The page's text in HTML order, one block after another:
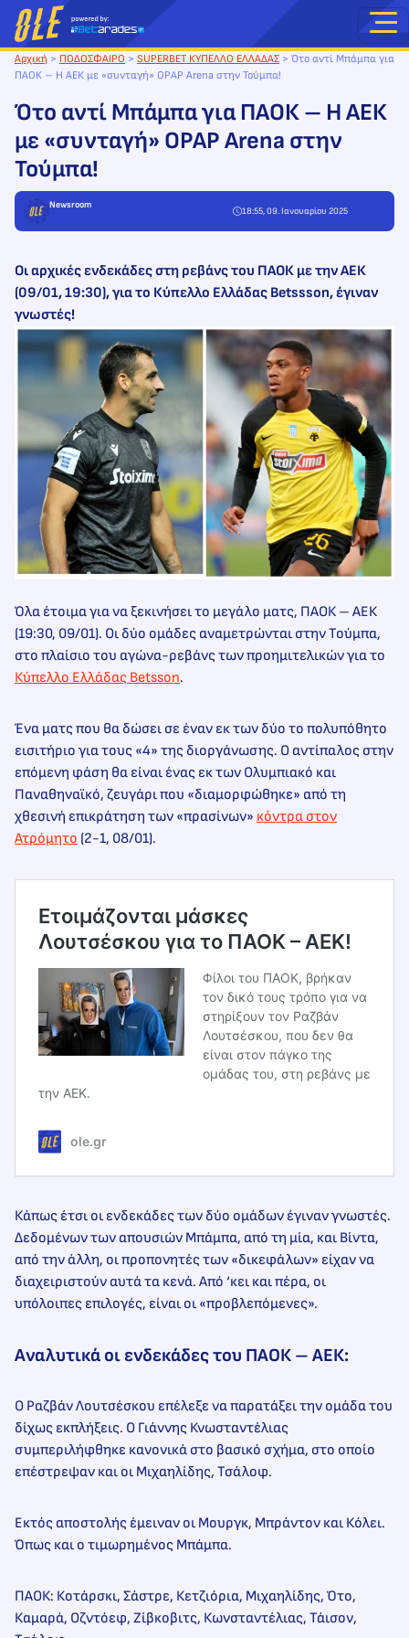
Μετάβαση
στο
περιεχόμενο
Αρχική > ΠΟΔΟΣΦΑΙΡΟ > SUPERBET ΚΥΠΕΛΛΟ ΕΛΛΑΔΑΣ > Ότο αντί Μπάμπα για
ΠΑΟΚ – Η ΑΕΚ με «συνταγή» OPAP Arena στην Τούμπα!
Ότο αντί Μπάμπα για ΠΑΟΚ – Η ΑΕΚ
με «συνταγή» OPAP Arena στην
Τούμπα!
Newsroom
18:55, 09. Ιανουαρίου 2025
Οι αρχικές ενδεκάδες στη ρεβάνς του ΠΑΟΚ με την ΑΕΚ
(09/01, 19:30), για το Κύπελλο Ελλάδας Betssson, έγιναν
γνωστές!
Όλα έτοιμα για να ξεκινήσει το μεγάλο ματς, ΠΑΟΚ – ΑΕΚ
(19:30, 09/01). Οι δύο ομάδες αναμετρώνται στην Τούμπα,
στο πλαίσιο του αγώνα-ρεβάνς των προημιτελικών για το
Κύπελλο Ελλάδας Betsson.
Ένα ματς που θα δώσει σε έναν εκ των δύο το πολυπόθητο
εισιτήριο για τους «4» της διοργάνωσης. Ο αντίπαλος στην
επόμενη φάση θα είναι ένας εκ των Ολυμπιακό και
Παναθηναϊκό, ζευγάρι που «διαμορφώθηκε» από τη
χθεσινή επικράτηση των «πρασίνων» κόντρα στον
Ατρόμητο (2-1, 08/01).
Ετοιμάζονται μάσκες
Λουτσέσκου για το ΠΑΟΚ – ΑΕΚ!
Φίλοι του ΠΑΟΚ, βρήκαν
τον δικό τους τρόπο για να
στηρίξουν τον Ραζβάν
Λουτσέσκου, που δεν θα
είναι στον πάγκο της
ομάδας του, στη ρεβάνς με
την ΑΕΚ.
ole.gr
Κάπως έτσι οι ενδεκάδες των δύο ομάδων έγιναν γνωστές.
Δεδομένων των απουσιών Μπάμπα, από τη μία, και Βίντα,
από την άλλη, οι προπονητές των «δικεφάλων» είχαν να
διαχειριστούν αυτά τα κενά. Από ‘κει και πέρα, οι
υπόλοιπες επιλογές, είναι οι «προβλεπόμενες».
Αναλυτικά οι ενδεκάδες του ΠΑΟΚ – ΑΕΚ:
Ο Ραζβάν Λουτσέσκου επέλεξε να παρατάξει την ομάδα του
δίχως εκπλήξεις. Ο Γιάννης Κνωσταντέλιας
συμπεριλήφθηκε κανονικά στο βασικό σχήμα, στο οποίο
επέστρεψαν και οι Μιχαηλίδης, Τσάλοφ.
Εκτός αποστολής έμειναν οι Μουργκ, Μπράντον και Κόλει.
Όπως και ο τιμωρημένος Μπάμπα.
ΠΑΟΚ: Κοτάρσκι, Σάστρε, Κετζιόρια, Μιχαηλίδης, Ότο,
Καμαρά, Οζντόεφ, Ζίβκοβιτς, Κωνσταντέλιας, Τάισον,